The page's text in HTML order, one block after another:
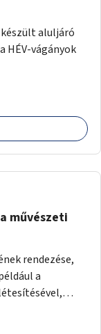
aluljáró
HÉV-vágányok
művészeti
rendezése,
a